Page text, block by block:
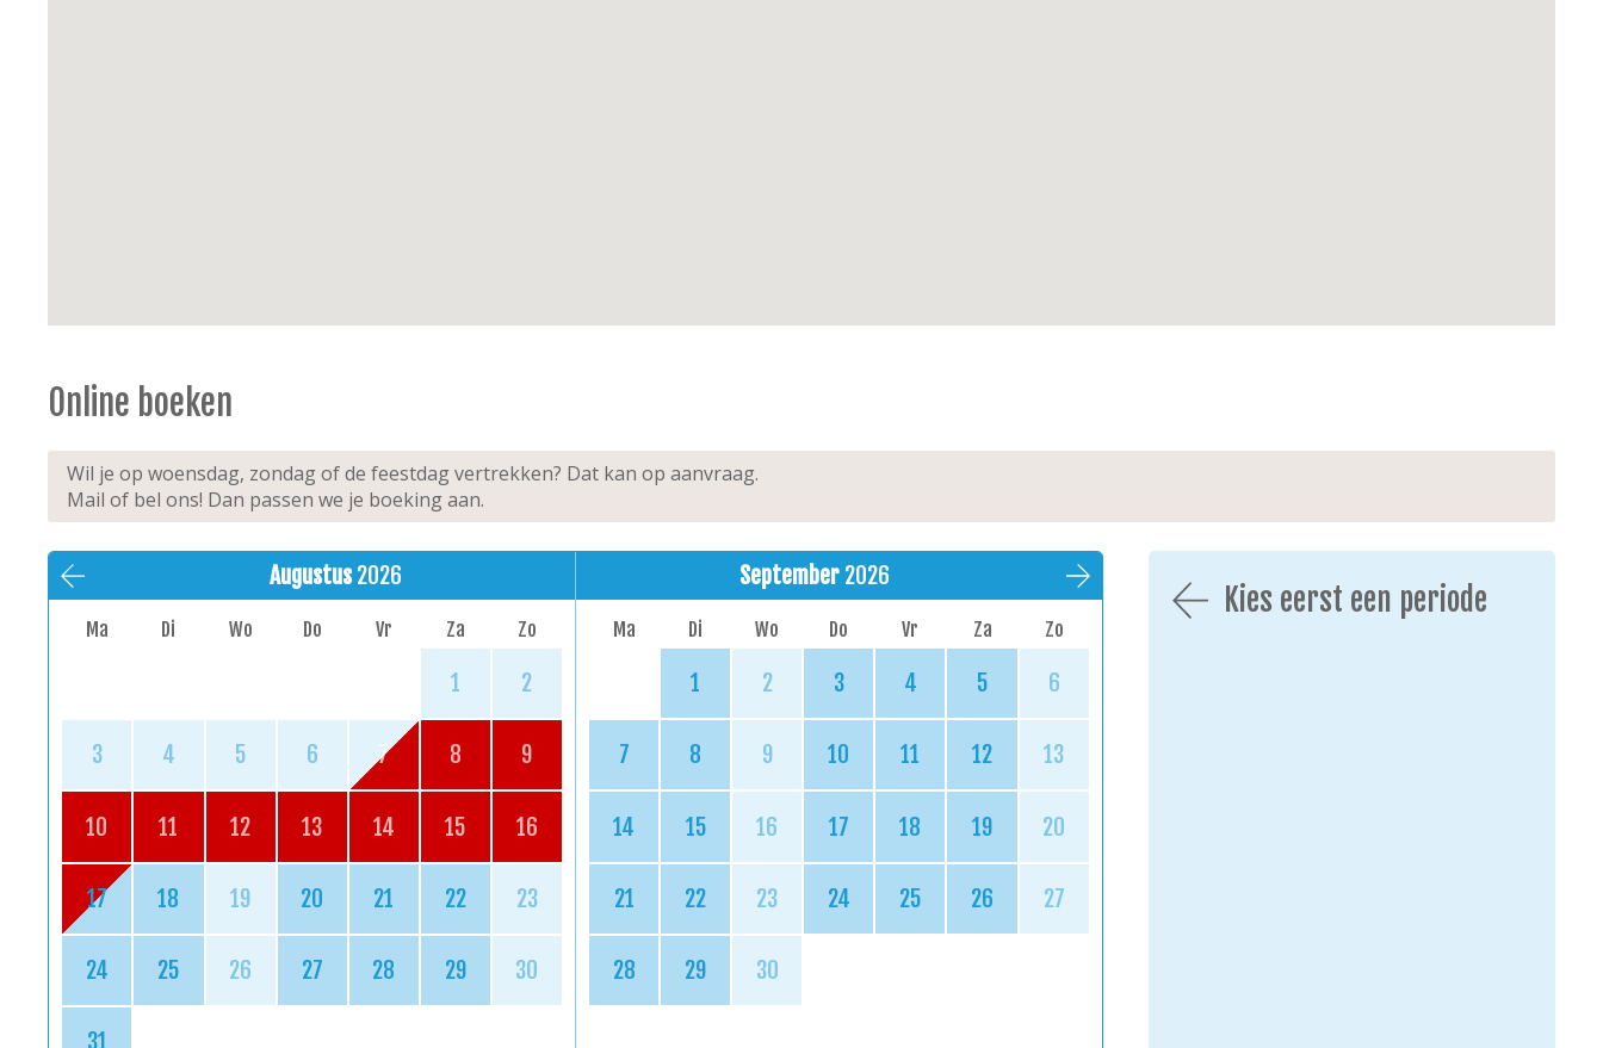
Online boeken
Wil je op woensdag, zondag of de feestdag vertrekken? Dat kan op aanvraag.
Mail of bel ons! Dan passen we je boeking aan.
Augustus 2026
Ma Di Wo Do Vr Za Zo
1 2
3 4 5 6 7 8 9
10 11 12 13 14 15 16
17 18 19 20 21 22 23
24 25 26 27 28 29 30
31
September 2026
Ma Di Wo Do Vr Za Zo
1 2 3 4 5 6
7 8 9 10 11 12 13
14 15 16 17 18 19 20
21 22 23 24 25 26 27
28 29 30
Kies eerst een periode